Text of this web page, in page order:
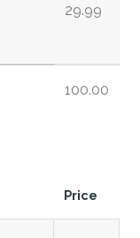
29.99
100.00
Price